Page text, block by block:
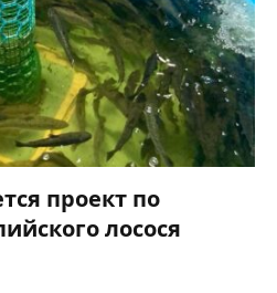
проект по
лосося